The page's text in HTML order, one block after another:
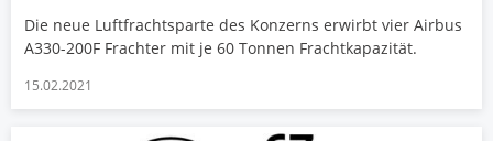
Die neue Luftfrachtsparte des Konzerns erwirbt vier Airbus
A330-200F Frachter mit je 60 Tonnen Frachtkapazität.
15.02.2021